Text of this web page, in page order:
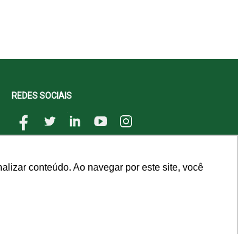
conteúdo. Ao navegar por este site, você
REDES SOCIAIS